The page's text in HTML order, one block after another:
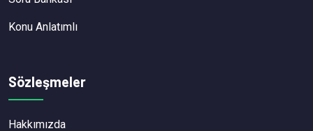
Konu Anlatımlı
Sözleşmeler
Hakkımızda